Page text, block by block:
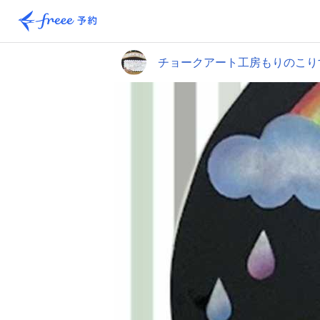
チョークアート工房もりのこ